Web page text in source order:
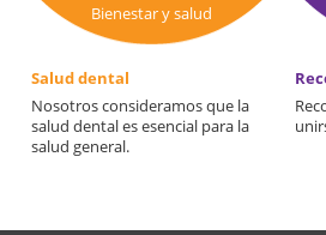
Bienestar y salud
Salud dental
Nosotros consideramos que la
salud dental es esencial para la
salud general.